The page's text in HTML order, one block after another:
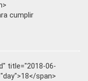
cumplir
title="2018-06-
span>